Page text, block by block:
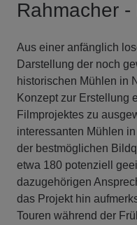
Rahmacher
Aus einer anfänglich
Darstellung der noch
historischen Mühlen in
Konzept zur Erstellung
Filmprojektes zu
interessanten Mühlen
der bestmöglichen
etwa 180 potenziell
dazugehörigen
das Projekt hin
Touren während der